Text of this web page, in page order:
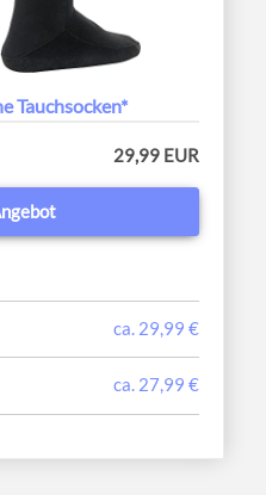
Tauchsocken*
29,99 EUR
ca. 29,99 €
ca. 27,99 €